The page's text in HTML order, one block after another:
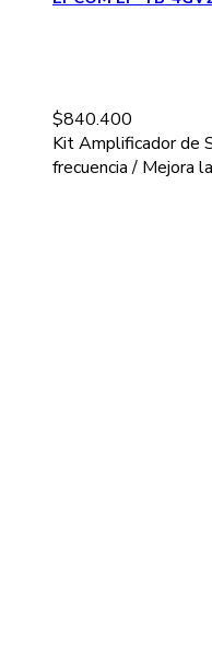
$840.400
Kit Amplificador de
frecuencia / Mejora